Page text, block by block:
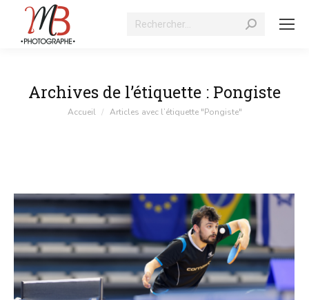
Recherche
Archives de l’étiquette : Pongiste
Vous êtes ici :
Accueil Articles avec l’étiquette "Pongiste"